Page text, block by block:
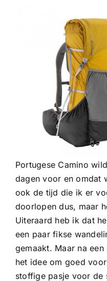
Portugese Camino
dagen voor en omdat
ook de tijd die ik er
doorlopen dus, maar
Uiteraard heb ik dat
een paar fikse
gemaakt. Maar na
het idee om goed
stoffige pasje voor de